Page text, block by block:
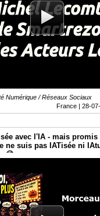
Numérique / Réseaux Sociaux
France | 28-
avec l'IA - mais promis
ne suis pas IATisée ni
😉